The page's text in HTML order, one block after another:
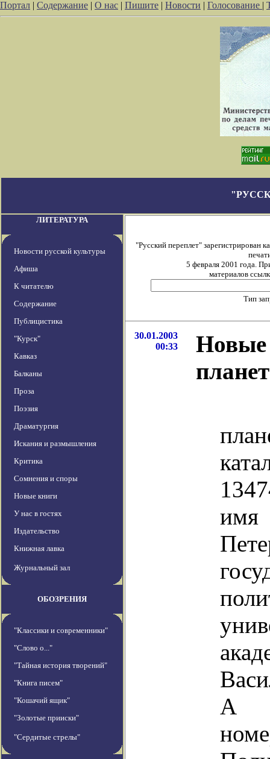
Портал | Содержание | О нас | Пишите | Новости | Голосование |
ЛИТЕРАТУРА
Новости русской культуры
Афиша
К читателю
Содержание
Публицистика
"Курск"
Кавказ
Балканы
Проза
Поэзия
Драматургия
Искания и размышления
Критика
Сомнения и споры
Новые книги
У нас в гостях
Издательство
Книжная лавка
Журнальный зал
ОБОЗРЕНИЯ
"Классики и современники"
"Слово о..."
"Тайная история творений"
"Книга писем"
"Кошачий ящик"
"Золотые прииски"
"Сердитые стрелы"
"Русский переплет" зарегистрирован
5 февраля 2001 года.
материалов
Тип
30.01.2003
00:33
планет
А